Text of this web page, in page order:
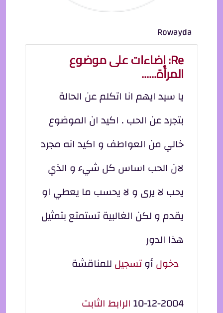
Rowayda
Re: إضاءات على موضوع
المرأة......
يا سيد ايهم انا اتكلم عن الحالة
بتجرد عن الحب . اكيد ان الموضوع
خالي من العواطف و اكيد انه مجرد
لان الحب اساس كل شيء و الذي
يحب لا يرى و لا يحسب ما يعطي او
يقدم و لكن الغالبية تستمتع بتمثيل
هذا الدور
دخولأوتسجيلللمناقشة
10-12-2004الرابط الثابت